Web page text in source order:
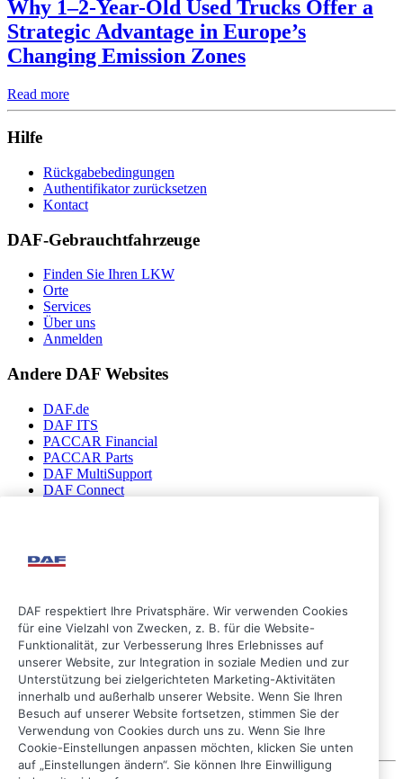
Why 1–2-Year-Old Used Trucks Offer a
Strategic Advantage in Europe’s
Changing Emission Zones
Read more
Hilfe
Rückgabebedingungen
Authentifikator zurücksetzen
Kontact
DAF-Gebrauchtfahrzeuge
Finden Sie Ihren LKW
Orte
Services
Über uns
Anmelden
Andere DAF Websites
DAF.de
DAF ITS
PACCAR Financial
PACCAR Parts
DAF MultiSupport
DAF Connect
DAF respektiert Ihre Privatsphäre. Wir verwenden Cookies
für eine Vielzahl von Zwecken, z. B. für die Website-
Funktionalität, zur Verbesserung Ihres Erlebnisses auf
unserer Website, zur Integration in soziale Medien und zur
Unterstützung bei zielgerichteten Marketing-Aktivitäten
innerhalb und außerhalb unserer Website. Wenn Sie Ihren
Besuch auf unserer Website fortsetzen, stimmen Sie der
Verwendung von Cookies durch uns zu. Wenn Sie Ihre
Cookie-Einstellungen anpassen möchten, klicken Sie unten
auf „Einstellungen ändern“. Sie können Ihre Einwilligung